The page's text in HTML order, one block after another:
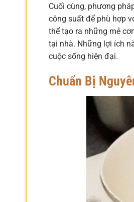
Cuối cùng, phương
công suất để phù hợp
thể tạo ra những mẻ
tại nhà. Những lợi ích
cuộc sống hiện đại.
Chuẩn Bị